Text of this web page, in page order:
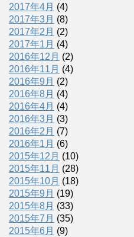
2017年4月 (4)
2017年3月 (8)
2017年2月 (2)
2017年1月 (4)
2016年12月 (2)
2016年11月 (4)
2016年9月 (2)
2016年8月 (4)
2016年4月 (4)
2016年3月 (3)
2016年2月 (7)
2016年1月 (6)
2015年12月 (10)
2015年11月 (28)
2015年10月 (18)
2015年9月 (19)
2015年8月 (33)
2015年7月 (35)
2015年6月 (9)